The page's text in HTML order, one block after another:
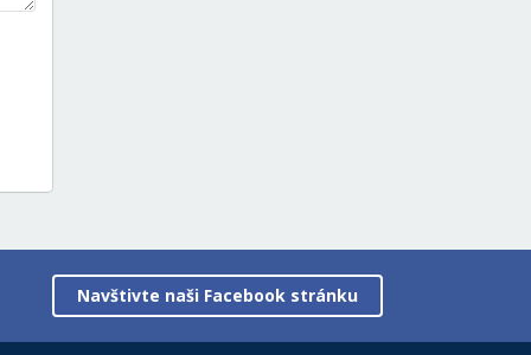
Navštivte naši Facebook stránku